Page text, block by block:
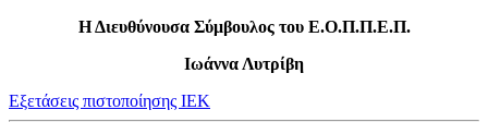
Η Διευθύνουσα Σύμβουλος του Ε.Ο.Π.Π.Ε.Π.
Ιωάννα Λυτρίβη
Εξετάσεις πιστοποίησης ΙΕΚ